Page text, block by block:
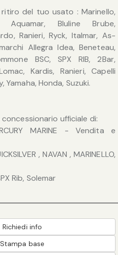
del tuo usato : Marinello,
Aquamar, Bluline Brube,
Ranieri, Ryck, Italmar, As-
Allegra Idea, Beneteau,
BSC, SPX RIB, 2Bar,
Kardis, Ranieri, Capelli
Honda, Suzuki.
ufficiale di:
MARINE - Vendita e
, NAVAN , MARINELLO,
Rib, Solemar
Richiedi info
Stampa base